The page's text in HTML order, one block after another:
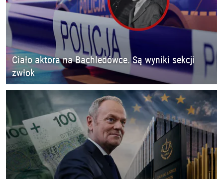
Ciało aktora na Bachledówce. Są wyniki sekcji
zwłok